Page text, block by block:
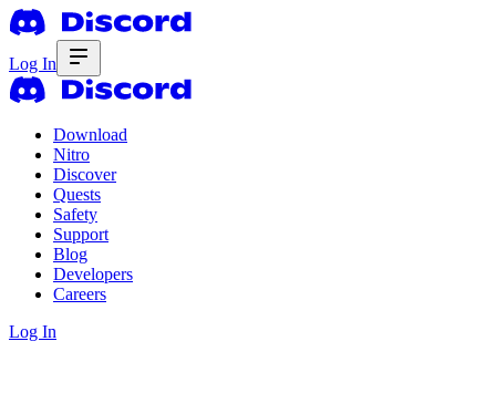
Log In
Download
Nitro
Discover
Quests
Safety
Support
Blog
Developers
Careers
Log In